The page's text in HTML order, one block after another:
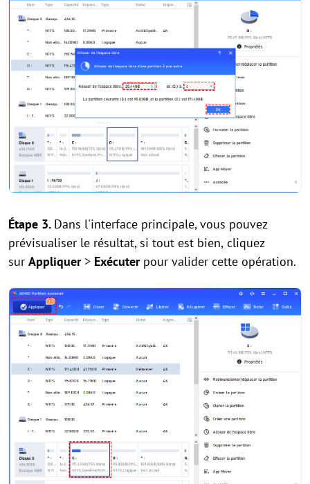
Étape 3. Dans l'interface principale, vous pouvez
prévisualiser le résultat, si tout est bien, cliquez
sur Appliquer> Exécuterpour valider cette opération.